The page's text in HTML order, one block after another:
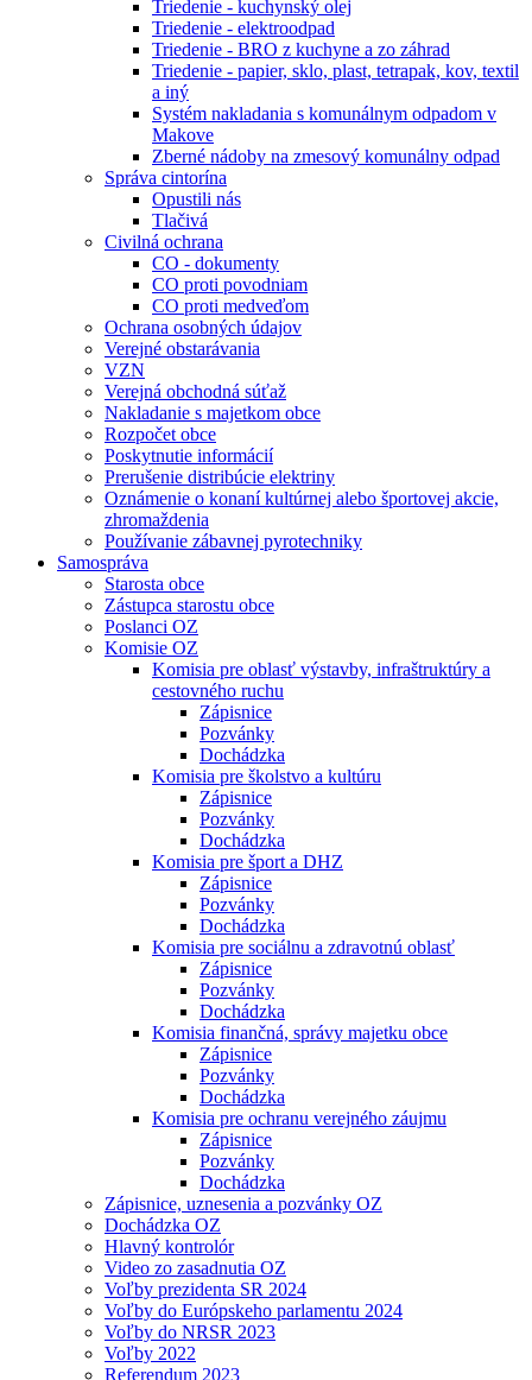
Triedenie - kuchynský olej
Triedenie - elektroodpad
Triedenie - BRO z kuchyne a zo záhrad
Triedenie - papier, sklo, plast, tetrapak, kov, textil
a iný
Systém nakladania s komunálnym odpadom v
Makove
Zberné nádoby na zmesový komunálny odpad
Správa cintorína
Opustili nás
Tlačivá
Civilná ochrana
CO - dokumenty
CO proti povodniam
CO proti medveďom
Ochrana osobných údajov
Verejné obstarávania
VZN
Verejná obchodná súťaž
Nakladanie s majetkom obce
Rozpočet obce
Poskytnutie informácií
Prerušenie distribúcie elektriny
Oznámenie o konaní kultúrnej alebo športovej akcie,
zhromaždenia
Používanie zábavnej pyrotechniky
Samospráva
Starosta obce
Zástupca starostu obce
Poslanci OZ
Komisie OZ
Komisia pre oblasť výstavby, infraštruktúry a
cestovného ruchu
Zápisnice
Pozvánky
Dochádzka
Komisia pre školstvo a kultúru
Zápisnice
Pozvánky
Dochádzka
Komisia pre šport a DHZ
Zápisnice
Pozvánky
Dochádzka
Komisia pre sociálnu a zdravotnú oblasť
Zápisnice
Pozvánky
Dochádzka
Komisia finančná, správy majetku obce
Zápisnice
Pozvánky
Dochádzka
Komisia pre ochranu verejného záujmu
Zápisnice
Pozvánky
Dochádzka
Zápisnice, uznesenia a pozvánky OZ
Dochádzka OZ
Hlavný kontrolór
Video zo zasadnutia OZ
Voľby prezidenta SR 2024
Voľby do Európskeho parlamentu 2024
Voľby do NRSR 2023
Voľby 2022
Referendum 2023